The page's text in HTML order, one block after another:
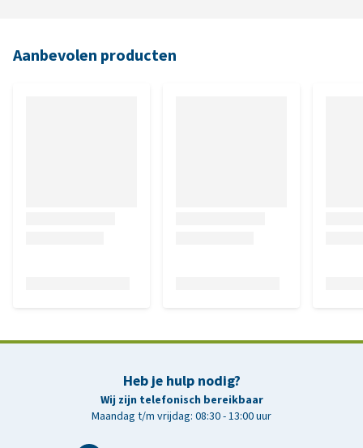
Aanbevolen producten
Heb je hulp nodig?
Wij zijn telefonisch bereikbaar
Maandag t/m vrijdag: 08:30 - 13:00 uur